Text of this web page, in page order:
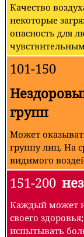
Качество
некоторые
опасность для
101-150
групп
Может
группу лиц. На
видимого
151-200
Каждый может
своего
испытывать